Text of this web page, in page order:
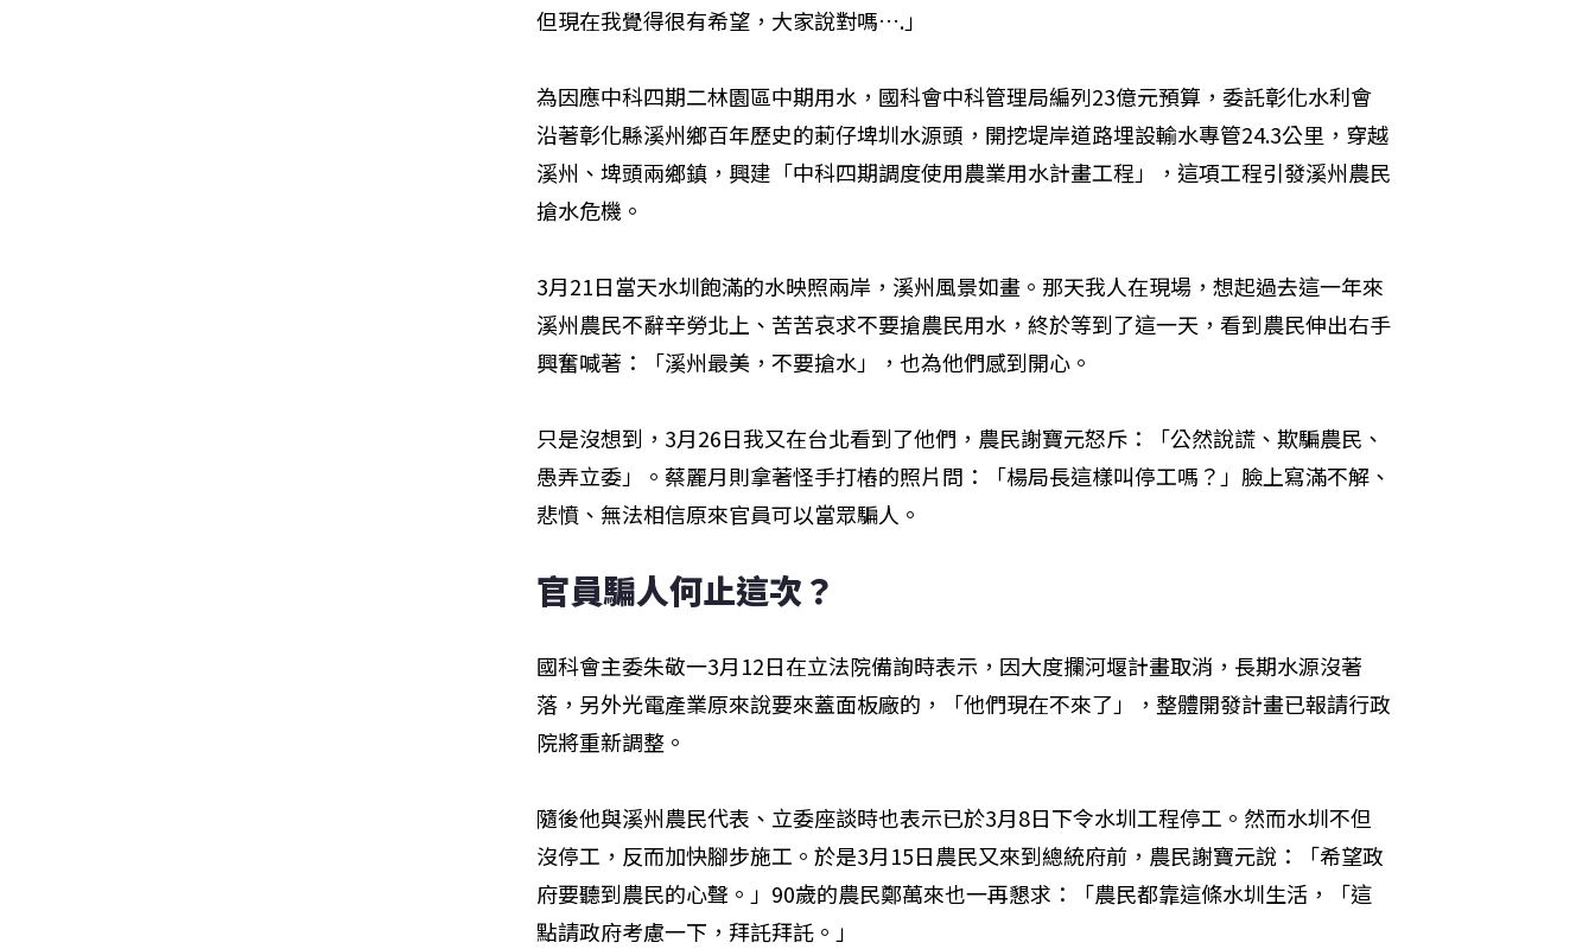
但現在我覺得很有希望，大家說對嗎….」
為因應中科四期二林園區中期用水，國科會中科管理局編列23億元預算，委託彰化水利會
沿著彰化縣溪州鄉百年歷史的莿仔埤圳水源頭，開挖堤岸道路埋設輸水專管24.3公里，穿越
溪州、埤頭兩鄉鎮，興建「中科四期調度使用農業用水計畫工程」，這項工程引發溪州農民
搶水危機。
3月21日當天水圳飽滿的水映照兩岸，溪州風景如畫。那天我人在現場，想起過去這一年來
溪州農民不辭辛勞北上、苦苦哀求不要搶農民用水，終於等到了這一天，看到農民伸出右手
興奮喊著：「溪州最美，不要搶水」，也為他們感到開心。
只是沒想到，3月26日我又在台北看到了他們，農民謝寶元怒斥：「公然說謊、欺騙農民、
愚弄立委」。蔡麗月則拿著怪手打樁的照片問：「楊局長這樣叫停工嗎？」臉上寫滿不解、
悲憤、無法相信原來官員可以當眾騙人。
官員騙人何止這次？
國科會主委朱敬一3月12日在立法院備詢時表示，因大度攔河堰計畫取消，長期水源沒著
落，另外光電產業原來說要來蓋面板廠的，「他們現在不來了」，整體開發計畫已報請行政
院將重新調整。
隨後他與溪州農民代表、立委座談時也表示已於3月8日下令水圳工程停工。然而水圳不但
沒停工，反而加快腳步施工。於是3月15日農民又來到總統府前，農民謝寶元說：「希望政
府要聽到農民的心聲。」90歲的農民鄭萬來也一再懇求：「農民都靠這條水圳生活，「這
點請政府考慮一下，拜託拜託。」